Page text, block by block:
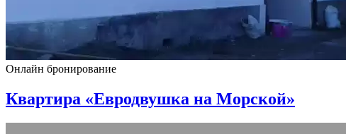
Онлайн бронирование
Квартира «Евродвушка на Морской»